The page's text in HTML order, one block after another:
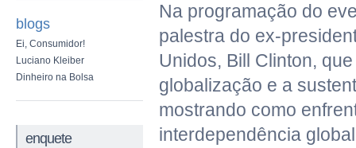
blogs
Ei, Consumidor!
Luciano Kleiber
Dinheiro na Bolsa
enquete
Na programação do
palestra do ex-
Unidos, Bill Clinton,
globalização e a
mostrando como
interdependência